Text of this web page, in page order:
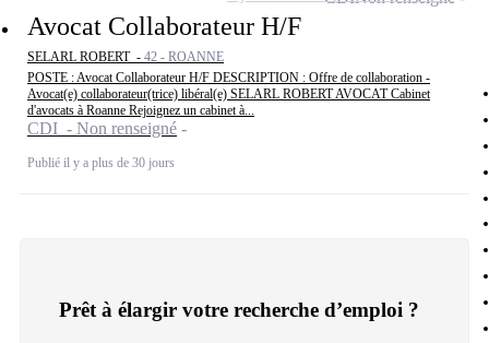
Avocat Collaborateur H/F
SELARL ROBERT - 42 - ROANNE
POSTE : Avocat Collaborateur H/F DESCRIPTION : Offre de collaboration -
Avocat(e) collaborateur(trice) libéral(e) SELARL ROBERT AVOCAT Cabinet
d'avocats à Roanne Rejoignez un cabinet à...
CDI - Non renseigné
Publié il y a plus de 30 jours
Prêt à élargir votre recherche d’emploi ?